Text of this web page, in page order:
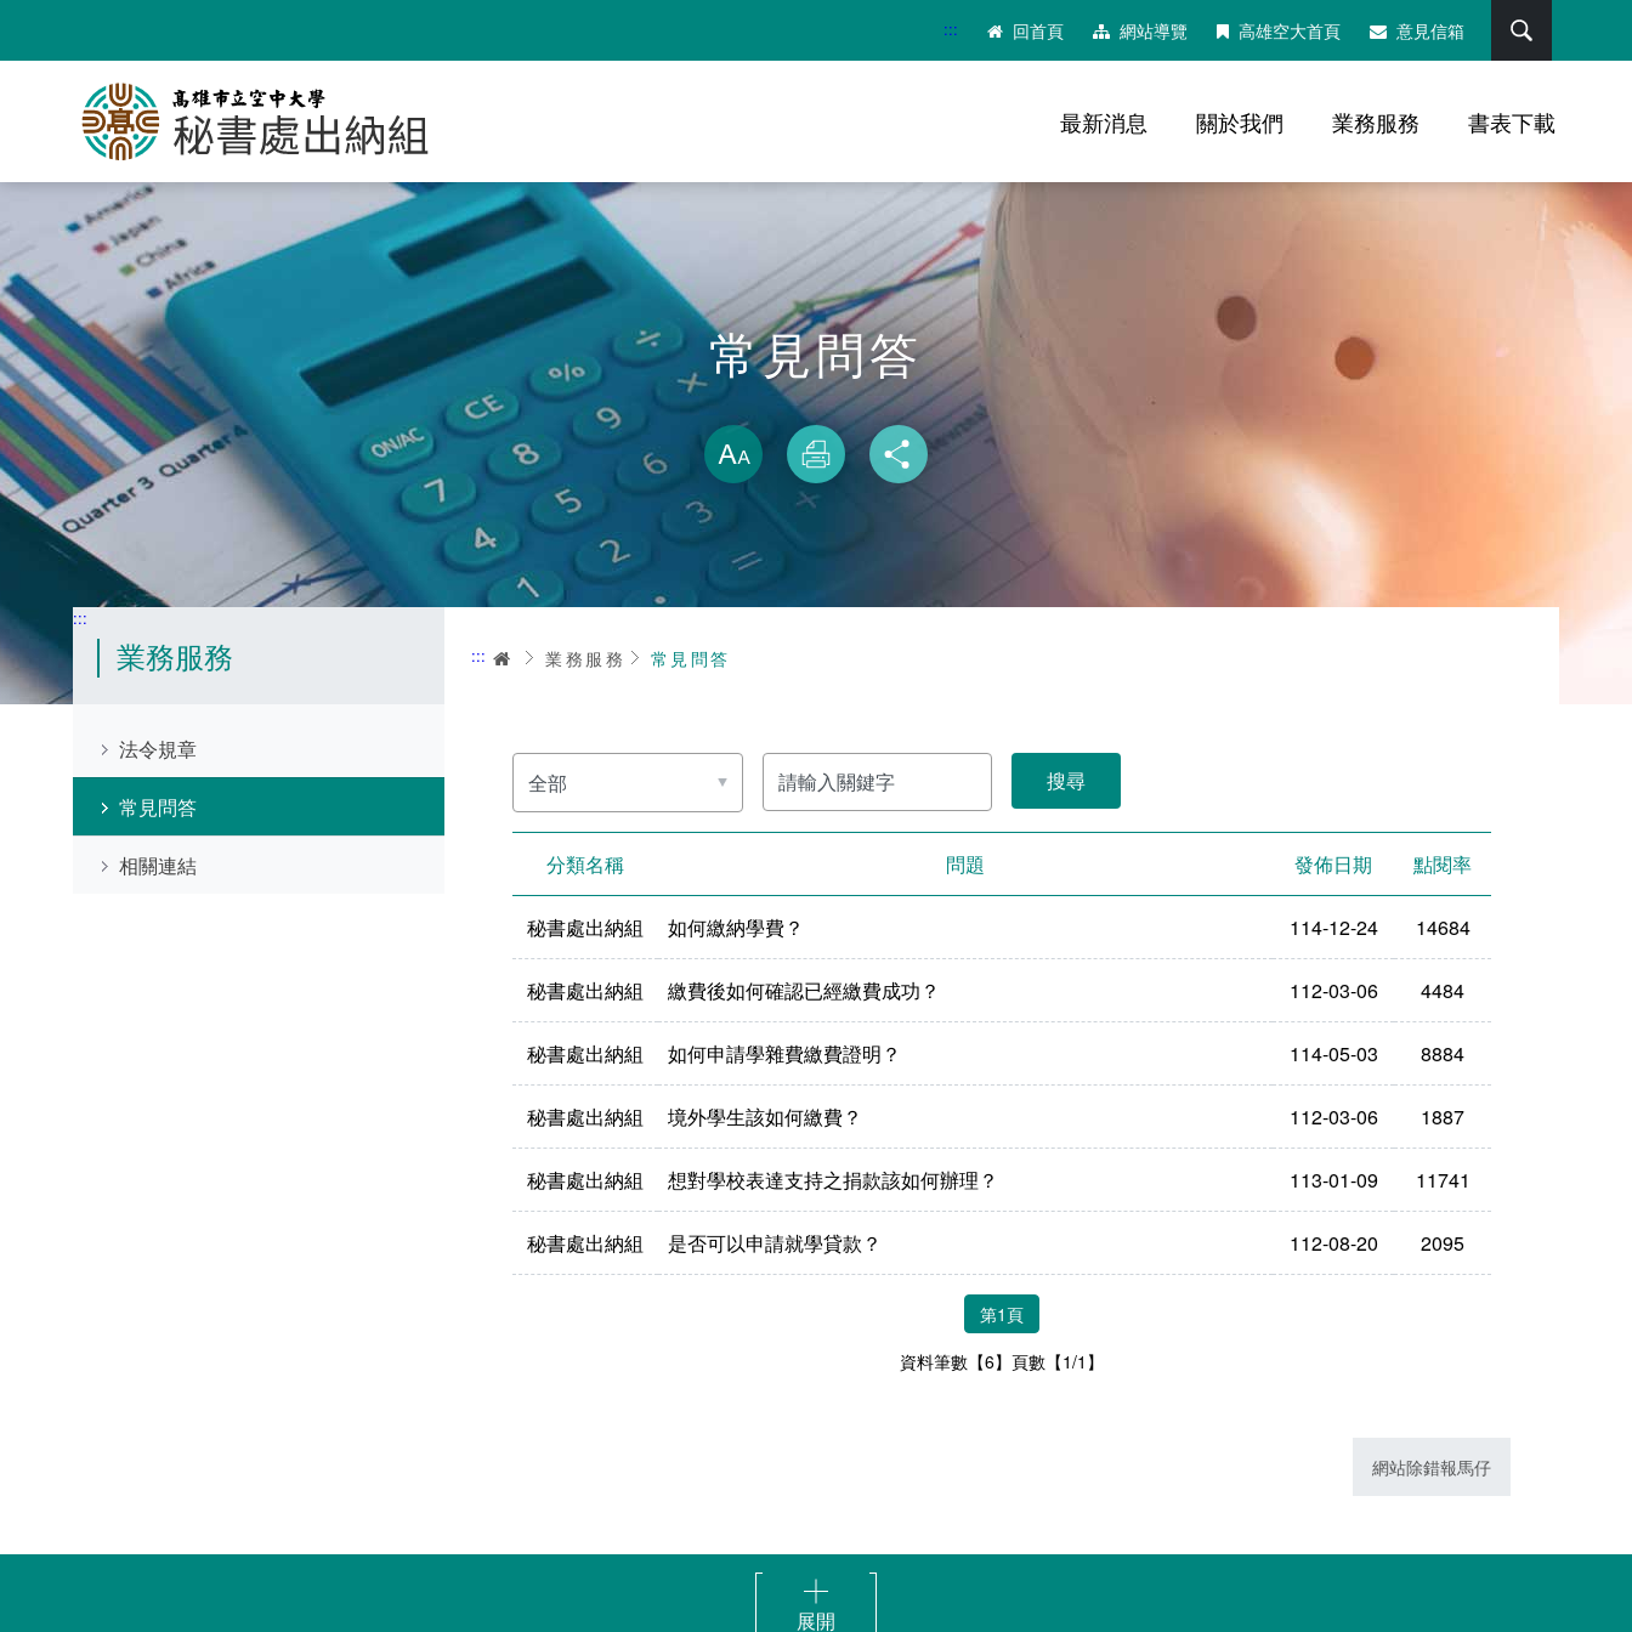
要
::: 回首頁 網站導覽 高雄空大首頁 意見信箱
最新消息 關於我們 業務服務 書表下載
常見問答
略過字型切換，社群分享工具列
放大
列印 分享
:::
業務服務
法令規章
常見問答
相關連結
::: 首頁業務服務 常見問答
選
擇
分
類
關
鍵
字
分類名稱 問題 發佈日期 點閱率
秘書處出納組 如何繳納學費？ 114-12-24 14684
秘書處出納組 繳費後如何確認已經繳費成功？ 112-03-06 4484
秘書處出納組 如何申請學雜費繳費證明？ 114-05-03 8884
秘書處出納組 境外學生該如何繳費？ 112-03-06 1887
秘書處出納組 想對學校表達支持之捐款該如何辦理？ 113-01-09 11741
秘書處出納組 是否可以申請就學貸款？ 112-08-20 2095
第1頁
資料筆數【6】頁數【1/1】
網站除錯報馬仔
展開